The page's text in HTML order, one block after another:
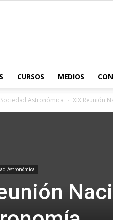
CURSOS MEDIOS
Sociedad Astronómica XIX Reunión
Astronómica